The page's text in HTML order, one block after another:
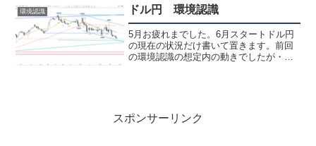
も確定でもなく、上のサポートが強いの
でおそらくこんな感...
環境認識 ドル円 環境認識
5月お疲れまでした。6月スタートドル円
の現在の状況だけ書いて置きます。前回
の環境認識の想定内の動きでしたが・・
スポンサーリンク